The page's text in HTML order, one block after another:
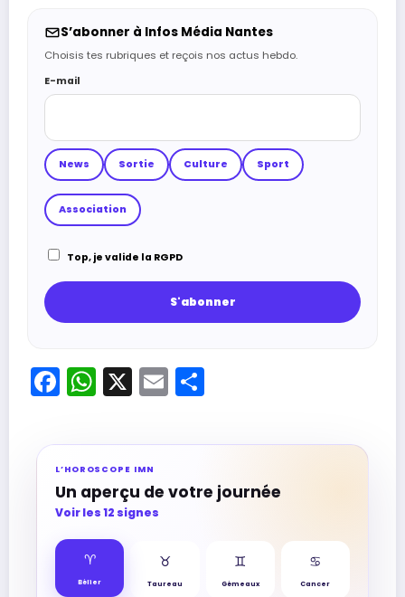
S’abonner à Infos Média Nantes
Choisis tes rubriques et reçois nos actus hebdo.
E-mail
News Sortie Culture Sport
Association
Top, je valide la RGPD
Facebook
WhatsApp
X Email
L’HOROSCOPE IMN
Un aperçu de votre journée
Voir les 12 signes
♈︎
Bélier
♉︎
Taureau
♊︎
Gémeaux
♋︎
Cancer